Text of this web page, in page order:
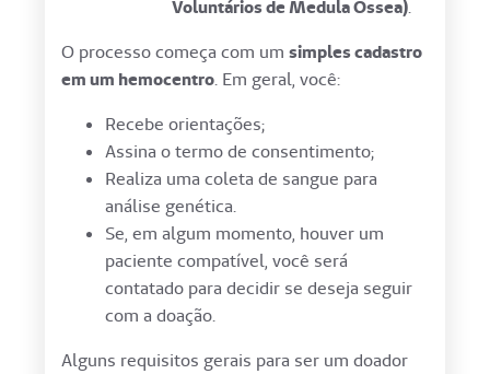
Voluntários de Medula Óssea).
O processo começa com um simples cadastro
em um hemocentro. Em geral, você:
Recebe orientações;
Assina o termo de consentimento;
Realiza uma coleta de sangue para
análise genética.
Se, em algum momento, houver um
paciente compatível, você será
contatado para decidir se deseja seguir
com a doação.
Alguns requisitos gerais para ser um doador